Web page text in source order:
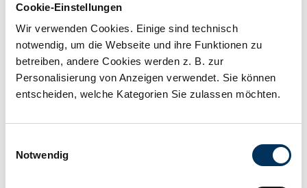
Cookie-Einstellungen
Wir verwenden Cookies. Einige sind technisch
notwendig, um die Webseite und ihre Funktionen zu
betreiben, andere Cookies werden z. B. zur
Personalisierung von Anzeigen verwendet. Sie können
entscheiden, welche Kategorien Sie zulassen möchten.
Notwendig
Battery Kutter delivers lithium-ion rechargeable
batteries of every size from every major manufacturer.
Because of the huge quantity of cells and their diverse
characteristics, we are not able to display them all
here, opting to show you a selection instead. We are
options for your needs - just give us a call ...